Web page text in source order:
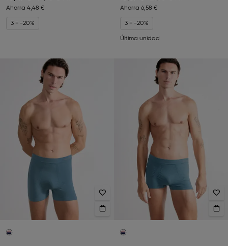
Ahorra 4,48 €
3 = -20%
Ahorra 6,58 €
3 = -20%
Última unidad